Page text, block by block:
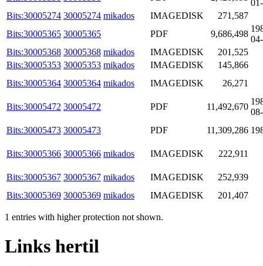
Bits:30005274 30005274 mikados IMAGEDISK
271,587
Bits:30005365 30005365 PDF 9,686,498
Bits:30005368 30005368 mikados IMAGEDISK
201,525
Bits:30005353 30005353 mikados IMAGEDISK
145,866
Bits:30005364 30005364 mikados IMAGEDISK 26,271
Bits:30005472 30005472 PDF 11,492,670
Bits:30005473 30005473 PDF 11,309,286
Bits:30005366 30005366 mikados IMAGEDISK 222,911
Bits:30005367 30005367 mikados IMAGEDISK
252,939
Bits:30005369 30005369 mikados IMAGEDISK 201,407
1 entries with higher protection not shown.
Links hertil